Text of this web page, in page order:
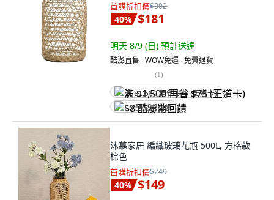
首購折扣價$302
40% $181
明天 8/9 (日) 預計送達
酷澎直售 ∙ WOW免運 ∙ 免費退貨
(1)
满 $1,500 再省 $75 (王道卡)
$8 酷澎幣回饋
沐慕家居 編織玻璃花瓶 500L, 方格款
棕色
首購折扣價$249
40% $149